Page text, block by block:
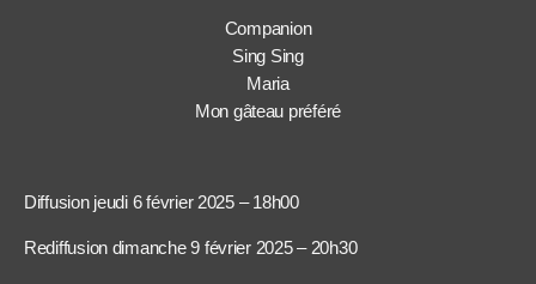
Companion
Sing Sing
Maria
Mon gâteau préféré
Diffusion jeudi 6 février 2025 – 18h00
Rediffusion dimanche 9 février 2025 – 20h30